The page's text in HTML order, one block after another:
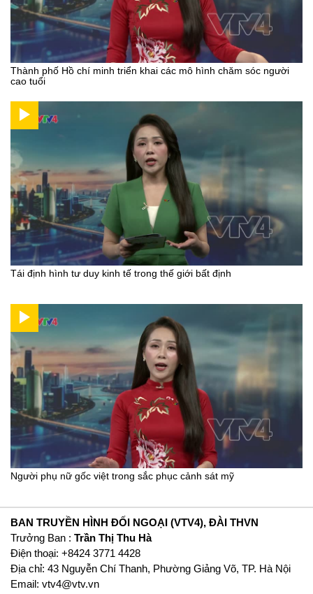
Thành phố Hồ chí minh triển khai các mô hình chăm sóc người
cao tuổi
Tái định hình tư duy kinh tế trong thế giới bất định
Người phụ nữ gốc việt trong sắc phục cảnh sát mỹ
BAN TRUYỀN HÌNH ĐỐI NGOẠI (VTV4), ĐÀI THVN
Trưởng Ban : Trần Thị Thu Hà
Ðiện thoại: +8424 3771 4428
Địa chỉ: 43 Nguyễn Chí Thanh, Phường Giảng Võ, TP. Hà Nội
Email: vtv4@vtv.vn